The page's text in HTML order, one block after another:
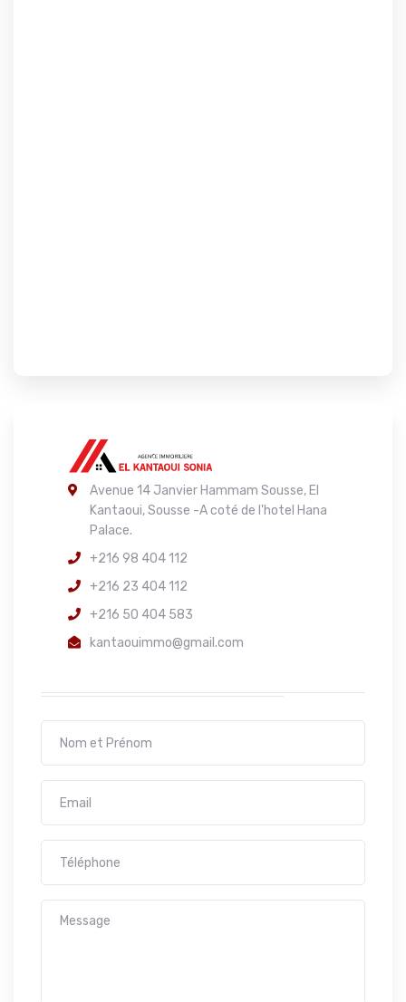
Avenue 14 Janvier Hammam Sousse, El
Kantaoui, Sousse -A coté de l'hotel Hana
Palace.
+216 98 404 112
+216 23 404 112
+216 50 404 583
kantaouimmo@gmail.com